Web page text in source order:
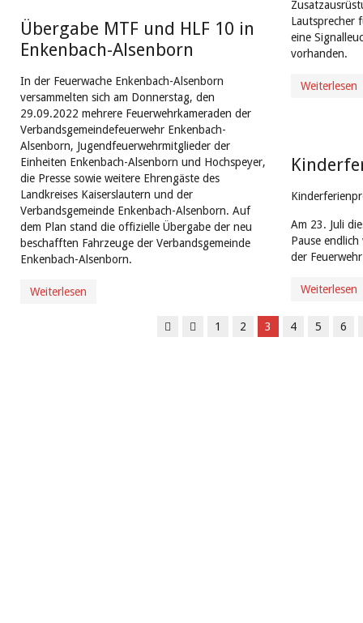
Übergabe MTF und HLF 10 in
Enkenbach-Alsenborn
In der Feuerwache Enkenbach-Alsenborn
versammelten sich am Donnerstag, den
29.09.2022 mehrere Feuerwehrkameraden der
Verbandsgemeindefeuerwehr Enkenbach-
Alsenborn, Jugendfeuerwehrmitglieder der
Einheiten Enkenbach-Alsenborn und Hochspeyer,
die Presse sowie weitere Ehrengäste des
Landkreises Kaiserslautern und der
Verbandsgemeinde Enkenbach-Alsenborn. Auf
dem Plan stand die offizielle Übergabe der neu
beschafften Fahrzeuge der Verbandsgemeinde
Enkenbach-Alsenborn.
Weiterlesen
Lautsprecher
eine
vorhanden.
Weiterlesen
Am 23. Juli
Pause
der
Weiterlesen
1 2 3 4 5 6